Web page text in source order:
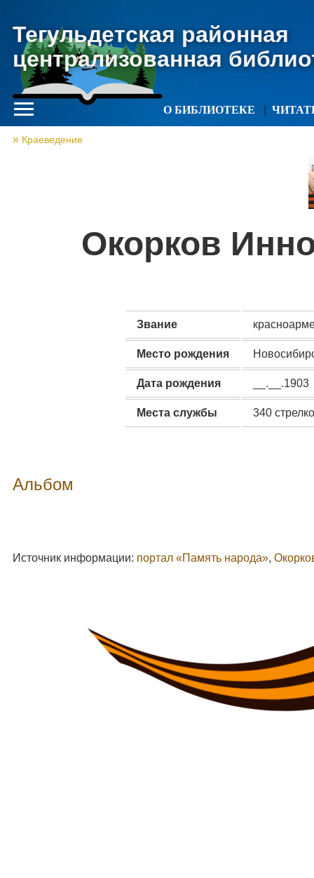
Тегульдетская районная
централизованная
О БИБЛИОТЕКЕ
Краеведение
Окорков
Звание
Место рождения
Дата рождения __.__.1903
Места службы 340
Альбом
Источник информации: портал «Память народа»,